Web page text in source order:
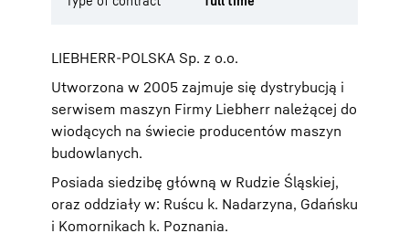
LIEBHERR-POLSKA Sp. z o.o.
Utworzona w 2005 zajmuje się dystrybucją i
serwisem maszyn Firmy Liebherr należącej do
wiodących na świecie producentów maszyn
budowlanych.
Posiada siedzibę główną w Rudzie Śląskiej,
oraz oddziały w: Ruścu k. Nadarzyna, Gdańsku
i Komornikach k. Poznania.